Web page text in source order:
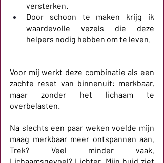
versterken.
Door schoon te maken krijg ik
waardevolle vezels die deze
helpers nodig hebben om te leven.
Voor mij werkt deze combinatie als een
zachte reset van binnenuit: merkbaar,
maar zonder het lichaam te
overbelasten.
Na slechts een paar weken voelde mijn
maag merkbaar meer ontspannen aan.
Trek? Veel minder vaak.